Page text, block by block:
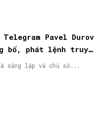
Pavel Durov
bố, phát lệnh truy
sáng lập và chủ sở...